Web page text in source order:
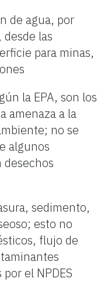
de agua, por
las
para minas,
la EPA, son los
amenaza a la
no se
algunos
sedimento,
esto no
flujo de
el NPDES